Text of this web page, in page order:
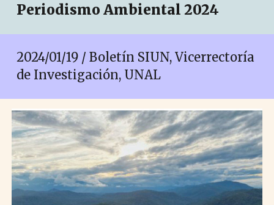
Periodismo Ambiental 2024
2024/01/19 / Boletín SIUN, Vicerrectoría
de Investigación, UNAL